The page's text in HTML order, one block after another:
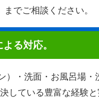
でご相談ください。
る対応。
）・洗面・お風呂場・
している豊富な経験と